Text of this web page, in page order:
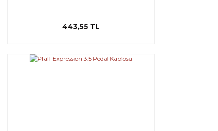
443,55 TL